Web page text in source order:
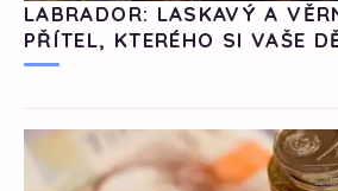
LABRADOR: LASKAVÝ A
PŘÍTEL, KTERÉHO SI VAŠE